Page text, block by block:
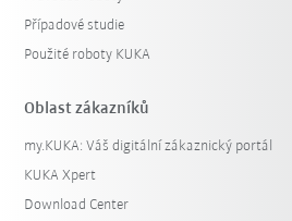
Případové studie
Použité roboty KUKA
Oblast zákazníků
my.KUKA: Váš digitální zákaznický portál
KUKA Xpert
Download Center